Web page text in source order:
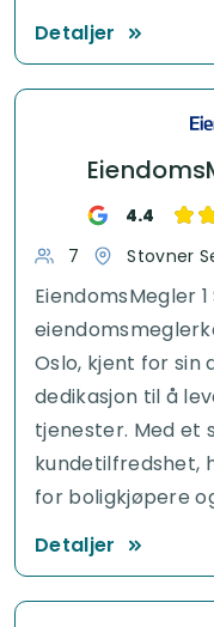
Detaljer
4.4
EiendomsMegler
Oslo, kjent for sin
dedikasjon til å
tjenester. Med et
kundetilfredshet,
for boligkjøpere
7 Stovner
Detaljer